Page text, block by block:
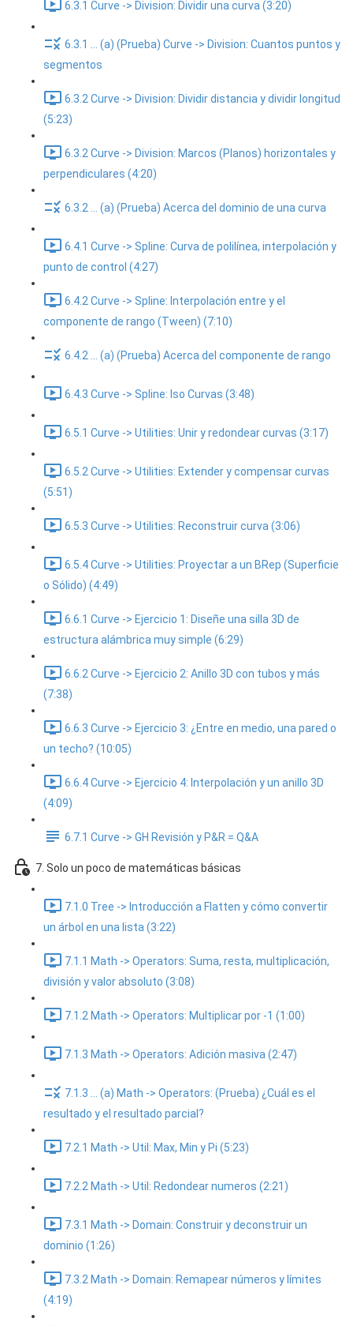
6.3.1 Curve -> Division: Dividir una curva (3:20)
6.3.1 ... (a) (Prueba) Curve -> Division: Cuantos puntos y
segmentos
6.3.2 Curve -> Division: Dividir distancia y dividir longitud
(5:23)
6.3.2 Curve -> Division: Marcos (Planos) horizontales y
perpendiculares (4:20)
6.3.2 ... (a) (Prueba) Acerca del dominio de una curva
6.4.1 Curve -> Spline: Curva de polilínea, interpolación y
punto de control (4:27)
6.4.2 Curve -> Spline: Interpolación entre y el
componente de rango (Tween) (7:10)
6.4.2 ... (a) (Prueba) Acerca del componente de rango
6.4.3 Curve -> Spline: Iso Curvas (3:48)
6.5.1 Curve -> Utilities: Unir y redondear curvas (3:17)
6.5.2 Curve -> Utilities: Extender y compensar curvas
(5:51)
6.5.3 Curve -> Utilities: Reconstruir curva (3:06)
6.5.4 Curve -> Utilities: Proyectar a un BRep (Superficie
o Sólido) (4:49)
6.6.1 Curve -> Ejercicio 1: Diseñe una silla 3D de
estructura alámbrica muy simple (6:29)
6.6.2 Curve -> Ejercicio 2: Anillo 3D con tubos y más
(7:38)
6.6.3 Curve -> Ejercicio 3: ¿Entre en medio, una pared o
un techo? (10:05)
6.6.4 Curve -> Ejercicio 4: Interpolación y un anillo 3D
(4:09)
6.7.1 Curve -> GH Revisión y P&R = Q&A
7. Solo un poco de matemáticas básicas
7.1.0 Tree -> Introducción a Flatten y cómo convertir
un árbol en una lista (3:22)
7.1.1 Math -> Operators: Suma, resta, multiplicación,
división y valor absoluto (3:08)
7.1.2 Math -> Operators: Multiplicar por -1 (1:00)
7.1.3 Math -> Operators: Adición masiva (2:47)
7.1.3 ... (a) Math -> Operators: (Prueba) ¿Cuál es el
resultado y el resultado parcial?
7.2.1 Math -> Util: Max, Min y Pi (5:23)
7.2.2 Math -> Util: Redondear numeros (2:21)
7.3.1 Math -> Domain: Construir y deconstruir un
dominio (1:26)
7.3.2 Math -> Domain: Remapear números y límites
(4:19)